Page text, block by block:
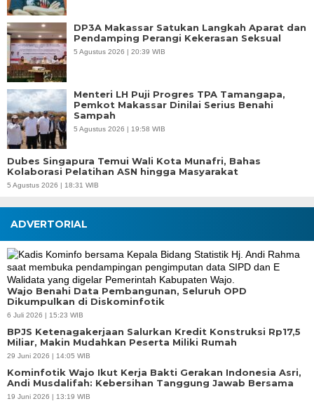
DP3A Makassar Satukan Langkah Aparat dan
Pendamping Perangi Kekerasan Seksual
5 Agustus 2026 | 20:39 WIB
Menteri LH Puji Progres TPA Tamangapa,
Pemkot Makassar Dinilai Serius Benahi
Sampah
5 Agustus 2026 | 19:58 WIB
Dubes Singapura Temui Wali Kota Munafri, Bahas
Kolaborasi Pelatihan ASN hingga Masyarakat
5 Agustus 2026 | 18:31 WIB
ADVERTORIAL
Wajo Benahi Data Pembangunan, Seluruh OPD
Dikumpulkan di Diskominfotik
6 Juli 2026 | 15:23 WIB
BPJS Ketenagakerjaan Salurkan Kredit Konstruksi Rp17,5
Miliar, Makin Mudahkan Peserta Miliki Rumah
29 Juni 2026 | 14:05 WIB
Kominfotik Wajo Ikut Kerja Bakti Gerakan Indonesia Asri,
Andi Musdalifah: Kebersihan Tanggung Jawab Bersama
19 Juni 2026 | 13:19 WIB